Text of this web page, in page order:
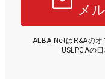
メ
ALBA NetはR&Aの
USLPGAの